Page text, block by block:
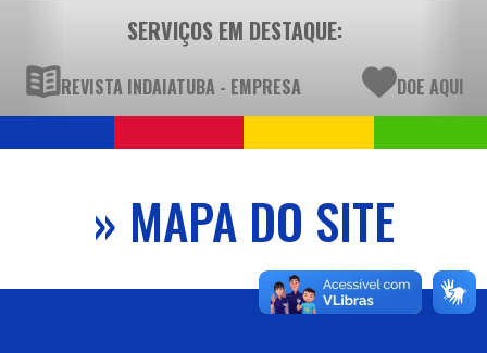
SERVIÇOS EM DESTAQUE:
REVISTA INDAIATUBA - EMPRESA DOE AQUI
» MAPA DO SITE